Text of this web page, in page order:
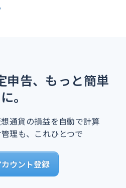
申告、もっと簡単
に。
通貨の損益を自動で計算
理も、これひとつで
ウント登録